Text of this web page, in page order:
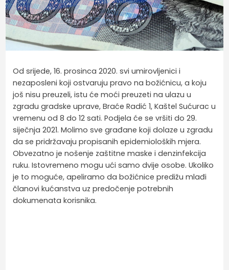
Od srijede, 16. prosinca 2020. svi umirovljenici i
nezaposleni koji ostvaruju pravo na božićnicu, a koju
još nisu preuzeli, istu će moći preuzeti na ulazu u
zgradu gradske uprave, Braće Radić 1, Kaštel Sućurac u
vremenu od 8 do 12 sati. Podjela će se vršiti do 29.
siječnja 2021. Molimo sve građane koji dolaze u zgradu
da se pridržavaju propisanih epidemioloških mjera.
Obvezatno je nošenje zaštitne maske i denzinfekcija
ruku. Istovremeno mogu ući samo dvije osobe. Ukoliko
je to moguće, apeliramo da božićnice predižu mlađi
članovi kućanstva uz predočenje potrebnih
dokumenata korisnika.